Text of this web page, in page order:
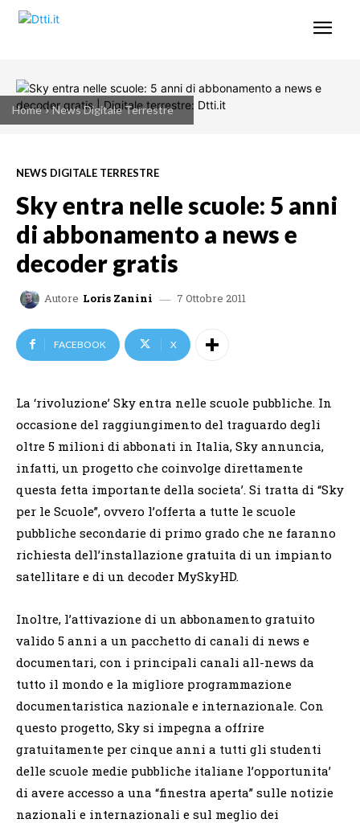
Home News Digitale Terrestre
NEWS DIGITALE TERRESTRE
Sky entra nelle scuole: 5 anni
di abbonamento a news e
decoder gratis
Autore Loris Zanini 7 Ottobre 2011
FACEBOOK X
La ‘rivoluzione’ Sky entra nelle scuole pubbliche. In
occasione del raggiungimento del traguardo degli
oltre 5 milioni di abbonati in Italia, Sky annuncia,
infatti, un progetto che coinvolge direttamente
questa fetta importante della societa’. Si tratta di “Sky
per le Scuole”, ovvero l’offerta a tutte le scuole
pubbliche secondarie di primo grado che ne faranno
richiesta dell’installazione gratuita di un impianto
satellitare e di un decoder MySkyHD.
Inoltre, l’attivazione di un abbonamento gratuito
valido 5 anni a un pacchetto di canali di news e
documentari, con i principali canali all-news da
tutto il mondo e la migliore programmazione
documentaristica nazionale e internazionale. Con
questo progetto, Sky si impegna a offrire
gratuitamente per cinque anni a tutti gli studenti
delle scuole medie pubbliche italiane l’opportunita’
di avere accesso a una “finestra aperta” sulle notizie
nazionali e internazionali e sul meglio dei